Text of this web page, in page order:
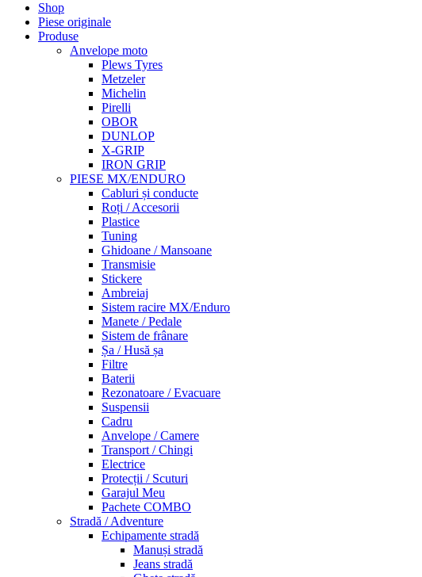
Shop
Piese originale
Produse
Anvelope moto
Plews Tyres
Metzeler
Michelin
Pirelli
OBOR
DUNLOP
X-GRIP
IRON GRIP
PIESE MX/ENDURO
Cabluri și conducte
Roți / Accesorii
Plastice
Tuning
Ghidoane / Mansoane
Transmisie
Stickere
Ambreiaj
Sistem racire MX/Enduro
Manete / Pedale
Sistem de frânare
Șa / Husă șa
Filtre
Baterii
Rezonatoare / Evacuare
Suspensii
Cadru
Anvelope / Camere
Transport / Chingi
Electrice
Protecții / Scuturi
Garajul Meu
Pachete COMBO
Stradă / Adventure
Echipamente stradă
Manuși stradă
Jeans stradă